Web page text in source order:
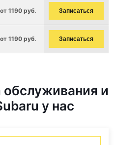
от 1190 руб. Записаться
от 1190 руб. Записаться
и
у нас